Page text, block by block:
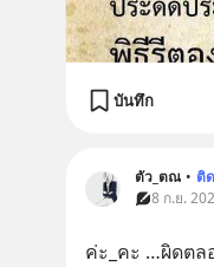
บันทึก
ตัว_ตณ • ติ
8 ก.ย.
ค่ะ_คะ …ผิดตล